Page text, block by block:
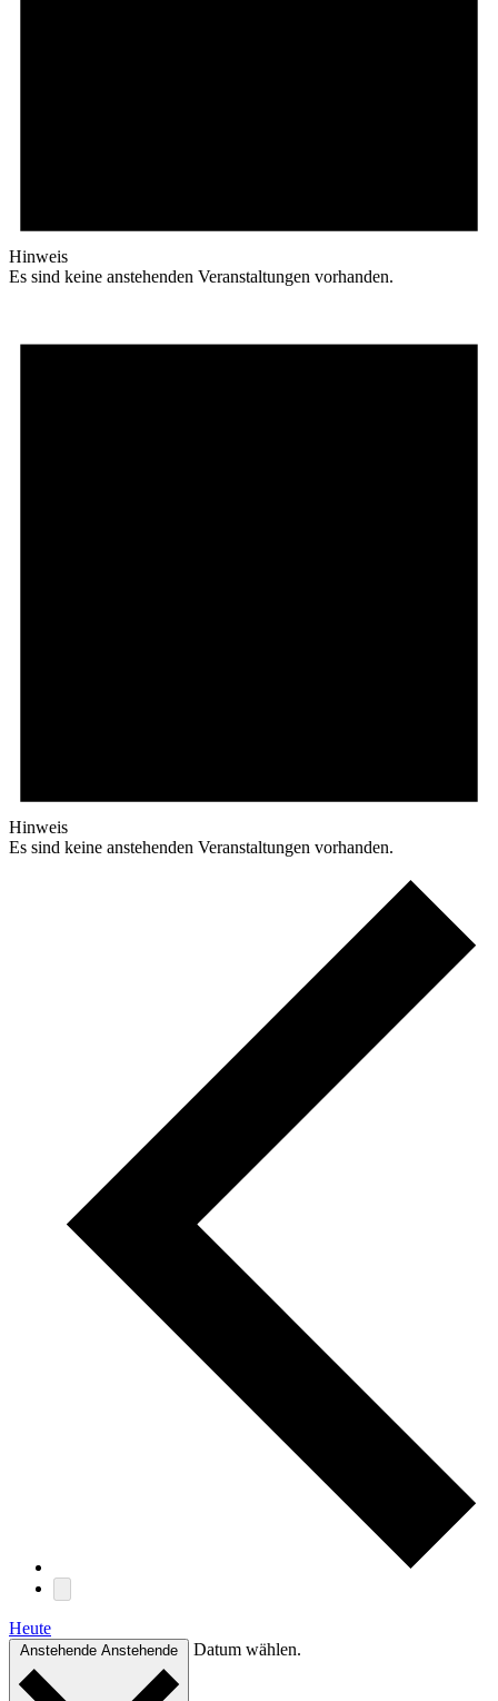
Hinweis
Es sind keine anstehenden Veranstaltungen vorhanden.
Hinweis
Es sind keine anstehenden Veranstaltungen vorhanden.
Heute
Anstehende Anstehende Datum wählen.